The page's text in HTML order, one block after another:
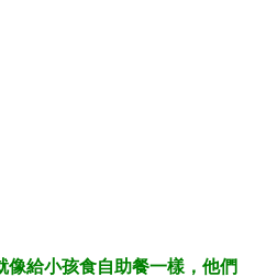
給小孩食自助餐一樣，他們